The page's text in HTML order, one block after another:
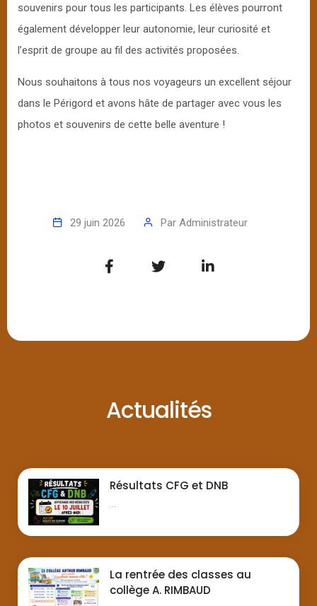
souvenirs pour tous les participants. Les élèves pourront
également développer leur autonomie, leur curiosité et
l’esprit de groupe au fil des activités proposées.
Nous souhaitons à tous nos voyageurs un excellent séjour
dans le Périgord et avons hâte de partager avec vous les
photos et souvenirs de cette belle aventure !
29 juin 2026 Par Administrateur
Actualités
Résultats CFG et DNB
...
La rentrée des classes au
collège A. RIMBAUD